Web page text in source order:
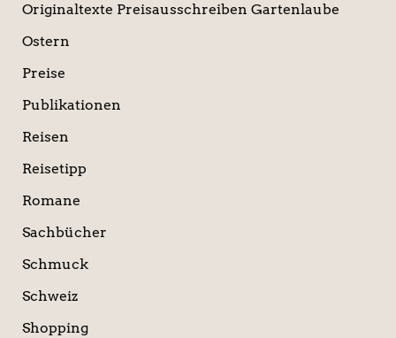
Originaltexte Preisausschreiben Gartenlaube
Ostern
Preise
Publikationen
Reisen
Reisetipp
Romane
Sachbücher
Schmuck
Schweiz
Shopping